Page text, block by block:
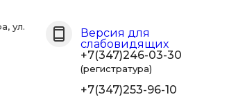
ул.
Версия для
слабовидящих
+7(347)246-03-30
(регистратура)
+7(347)253-96-10